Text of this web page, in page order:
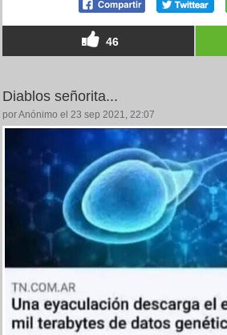
46
Diablos señorita...
por Anónimo el 23 sep 2021, 22:07